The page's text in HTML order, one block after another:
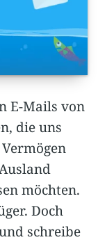
E-Mails von
die uns
möchten.
Doch
schreibe